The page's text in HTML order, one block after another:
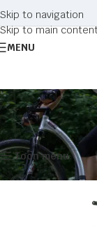
Skip to navigation
Skip to main
MENU
Home Producten
Toon menu